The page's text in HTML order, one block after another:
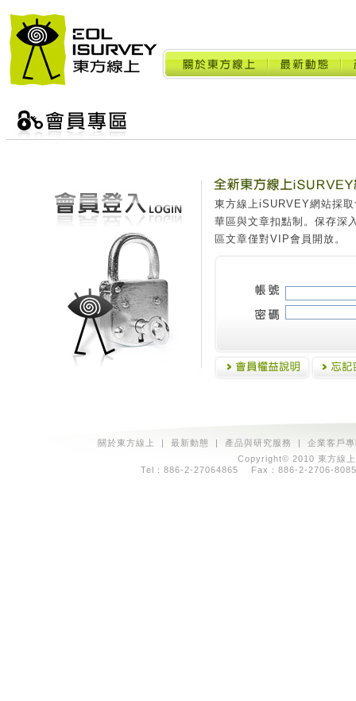
東方線上iSURVEY網站採
華區與文章扣點制。保存深
區文章僅對VIP會員開放。
關於東方線上 | 最新動態 | 產品與研究服務 | 企業客戶
Copyright© 2010 東方線
Tel：886-2-27064865 Fax：886-2-2706-